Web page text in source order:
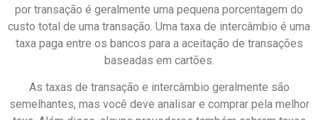
por transação é geralmente uma pequena porcentagem do
custo total de uma transação. Uma taxa de intercâmbio é uma
taxa paga entre os bancos para a aceitação de transações
baseadas em cartões.
As taxas de transação e intercâmbio geralmente são
semelhantes, mas você deve analisar e comprar pela melhor